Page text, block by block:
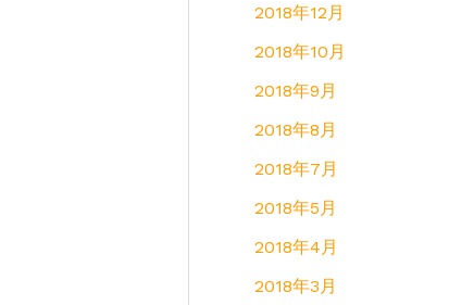
2018年12月
2018年10月
2018年9月
2018年8月
2018年7月
2018年5月
2018年4月
2018年3月